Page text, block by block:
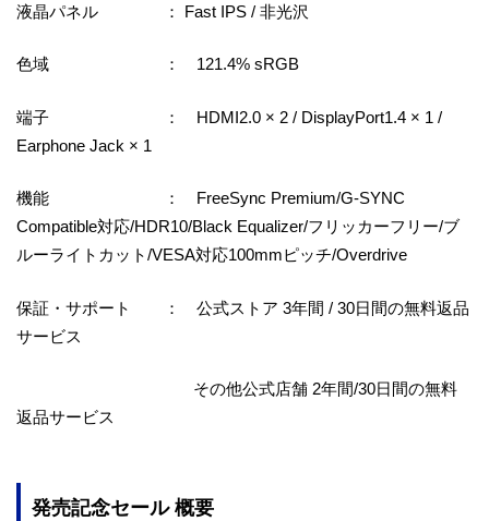
液晶パネル ： Fast IPS / 非光沢
色域 ： 121.4% sRGB
端子 ： HDMI2.0 × 2 / DisplayPort1.4 × 1 /
Earphone Jack × 1
機能 ： FreeSync Premium/G-SYNC
Compatible対応/HDR10/Black Equalizer/フリッカーフリー/ブ
ルーライトカット/VESA対応100mmピッチ/Overdrive
保証・サポート ： 公式ストア 3年間 / 30日間の無料返品
サービス
その他公式店舗 2年間/30日間の無料
返品サービス
発売記念セール 概要